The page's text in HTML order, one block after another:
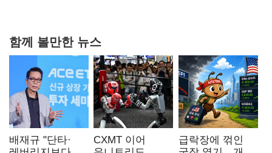
함께 볼만한 뉴스
배재규 "단타·
CXMT 이어
급락장에 꺾인